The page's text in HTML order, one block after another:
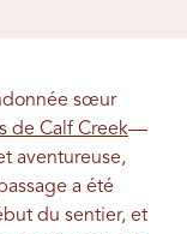
sœur
de Calf Creek—
aventureuse,
a été
du sentier, et